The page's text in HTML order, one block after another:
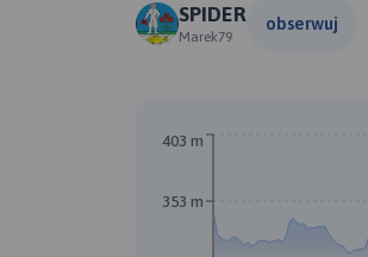
SPIDER
Marek79
obserwuj
353 m
403 m